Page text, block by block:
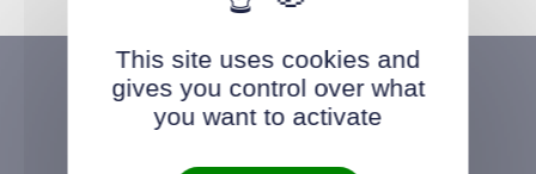
This site uses cookies and
gives you control over what
you want to activate